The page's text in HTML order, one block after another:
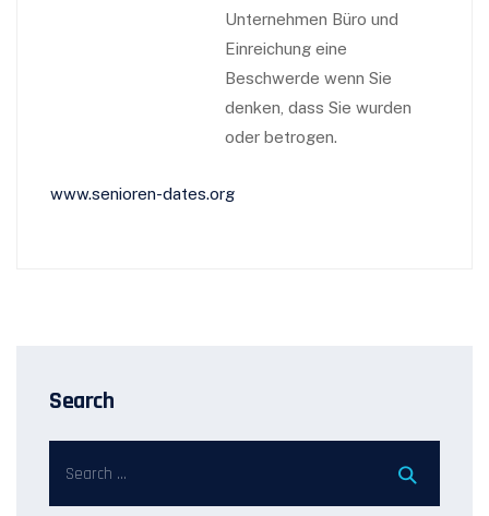
Unternehmen Büro und
Einreichung eine
Beschwerde wenn Sie
denken, dass Sie wurden
oder betrogen.
www.senioren-dates.org
Search